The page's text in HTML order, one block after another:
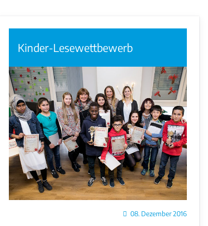
Kinder-Lesewettbewerb
08. Dezember 2016